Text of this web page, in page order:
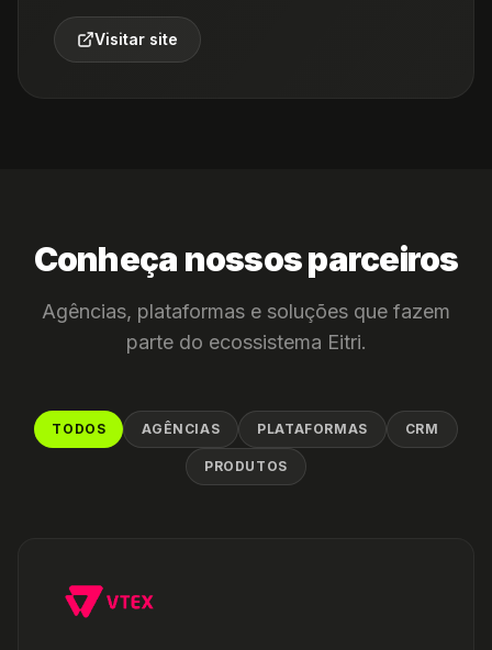
Visitar site
Conheça nossos parceiros
Agências, plataformas e soluções que fazem
parte do ecossistema Eitri.
TODOS AGÊNCIAS PLATAFORMAS CRM
PRODUTOS